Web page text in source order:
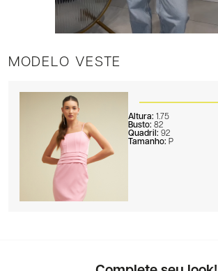
MODELO VESTE
Altura: 1.75
Busto: 82
Quadril: 92
Tamanho: P